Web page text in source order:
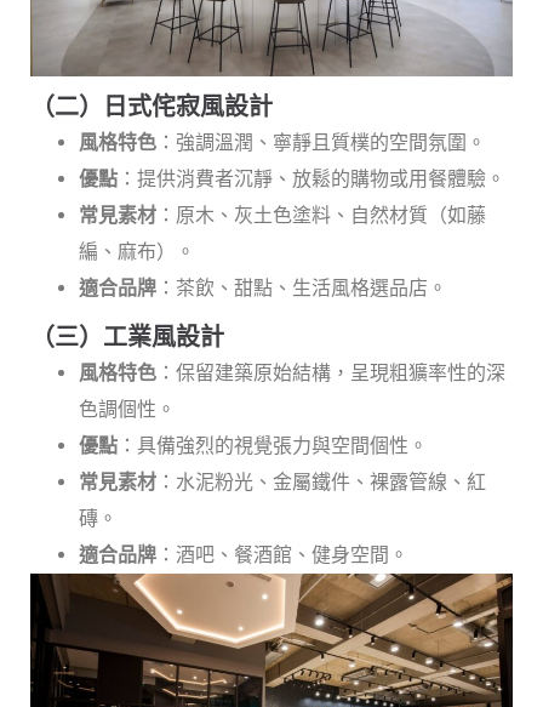
（二）日式侘寂風設計
風格特色 ：強調溫潤、寧靜且質樸的空間氛圍。
優點 ：提供消費者沉靜、放鬆的購物或用餐體驗。
常見素材 ：原木、灰土色塗料、自然材質（如藤
編、麻布）。
適合品牌 ：茶飲、甜點、生活風格選品店。
（三）工業風設計
風格特色 ：保留建築原始結構，呈現粗獷率性的深
色調個性。
優點 ：具備強烈的視覺張力與空間個性。
常見素材 ：水泥粉光、金屬鐵件、裸露管線、紅
磚。
適合品牌 ：酒吧、餐酒館、健身空間。